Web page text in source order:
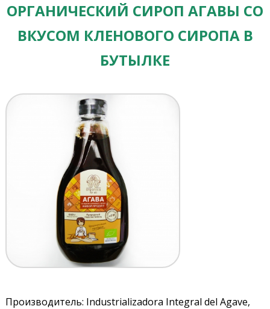
ОРГАНИЧЕСКИЙ СИРОП АГАВЫ СО
ВКУСОМ КЛЕНОВОГО СИРОПА В
БУТЫЛКЕ
Производитель: Industrializadora Integral del Agave,